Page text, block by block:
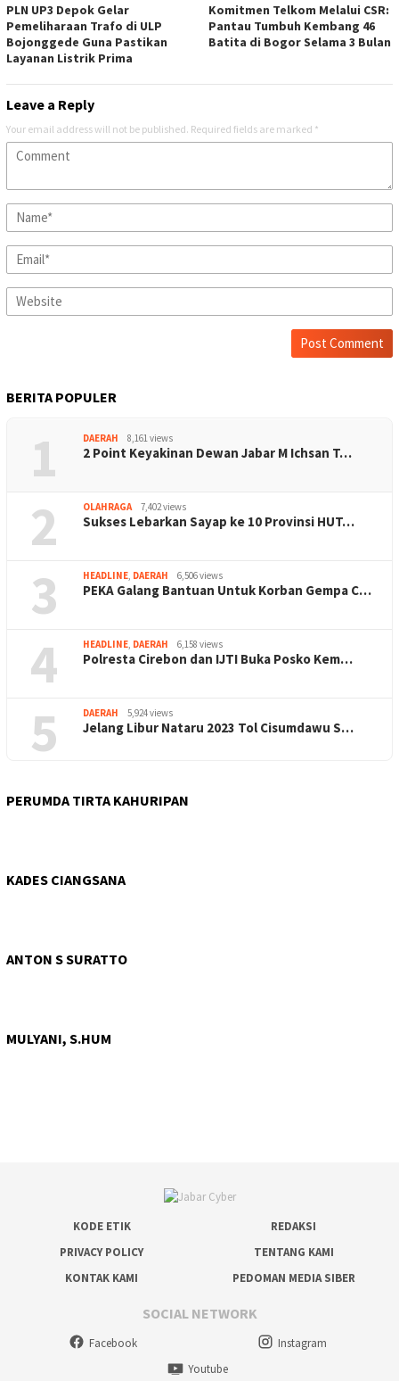
PLN UP3 Depok Gelar
Pemeliharaan Trafo di ULP
Bojonggede Guna Pastikan
Layanan Listrik Prima
Komitmen Telkom Melalui CSR:
Pantau Tumbuh Kembang 46
Batita di Bogor Selama 3 Bulan
Leave a Reply
Your email address will not be published. Required fields are marked *
BERITA POPULER
1 DAERAH 8,161 views
2 Point Keyakinan Dewan Jabar M Ichsan T…
2 OLAHRAGA 7,402 views
Sukses Lebarkan Sayap ke 10 Provinsi HUT…
3 HEADLINE, DAERAH 6,506 views
PEKA Galang Bantuan Untuk Korban Gempa C…
4 HEADLINE, DAERAH 6,158 views
Polresta Cirebon dan IJTI Buka Posko Kem…
5 DAERAH 5,924 views
Jelang Libur Nataru 2023 Tol Cisumdawu S…
PERUMDA TIRTA KAHURIPAN
KADES CIANGSANA
ANTON S SURATTO
MULYANI, S.HUM
KODE ETIK
REDAKSI
PRIVACY POLICY
TENTANG KAMI
KONTAK KAMI
PEDOMAN MEDIA SIBER
SOCIAL NETWORK
Facebook
Instagram
Youtube